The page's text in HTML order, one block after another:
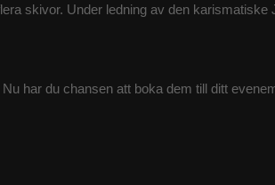
skivor. Under ledning av den karismatiske
har du chansen att boka dem till ditt